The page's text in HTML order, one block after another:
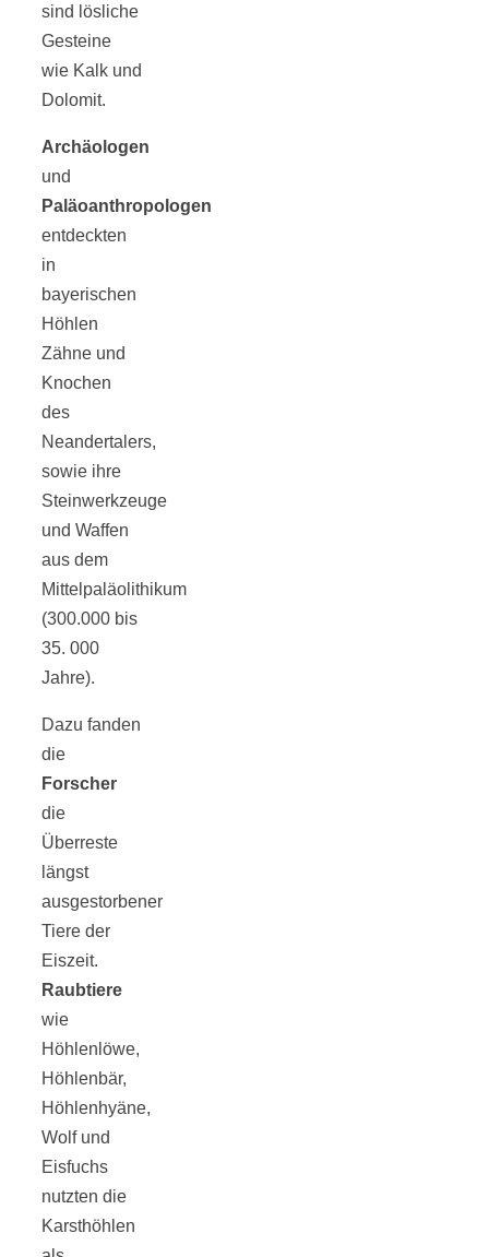
sind lösliche
Gesteine
wie Kalk und
Dolomit.
Archäologen
und
Paläoanthropologen
entdeckten
in
bayerischen
Höhlen
Zähne und
Knochen
des
Neandertalers,
sowie ihre
Steinwerkzeuge
und Waffen
aus dem
Mittelpaläolithikum
(300.000 bis
35. 000
Jahre).
Dazu fanden
die
Forscher
die
Überreste
längst
ausgestorbener
Tiere der
Eiszeit.
Raubtiere
wie
Höhlenlöwe,
Höhlenbär,
Höhlenhyäne,
Wolf und
Eisfuchs
nutzten die
Karsthöhlen